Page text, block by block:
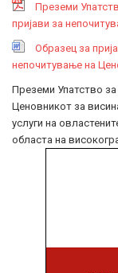
Преземи
пријави за
Образец за
непочитување на
Преземи Упатство
Ценовникот за
услуги на
областа на